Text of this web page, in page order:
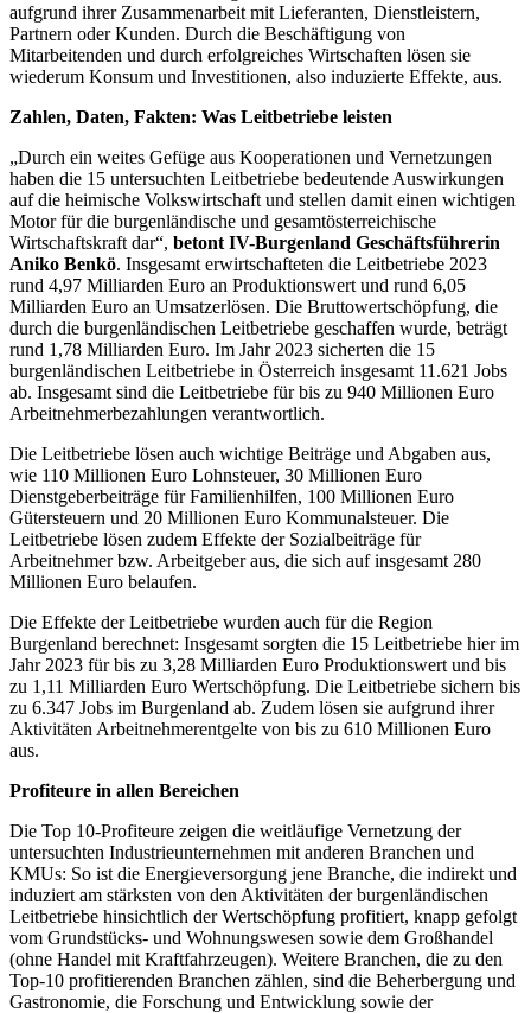
aufgrund ihrer Zusammenarbeit mit Lieferanten, Dienstleistern,
Partnern oder Kunden. Durch die Beschäftigung von
Mitarbeitenden und durch erfolgreiches Wirtschaften lösen sie
wiederum Konsum und Investitionen, also induzierte Effekte, aus.
Zahlen, Daten, Fakten: Was Leitbetriebe leisten
„Durch ein weites Gefüge aus Kooperationen und Vernetzungen
haben die 15 untersuchten Leitbetriebe bedeutende Auswirkungen
auf die heimische Volkswirtschaft und stellen damit einen wichtigen
Motor für die burgenländische und gesamtösterreichische
Wirtschaftskraft dar“, betont IV-Burgenland Geschäftsführerin
Aniko Benkö. Insgesamt erwirtschafteten die Leitbetriebe 2023
rund 4,97 Milliarden Euro an Produktionswert und rund 6,05
Milliarden Euro an Umsatzerlösen. Die Bruttowertschöpfung, die
durch die burgenländischen Leitbetriebe geschaffen wurde, beträgt
rund 1,78 Milliarden Euro. Im Jahr 2023 sicherten die 15
burgenländischen Leitbetriebe in Österreich insgesamt 11.621 Jobs
ab. Insgesamt sind die Leitbetriebe für bis zu 940 Millionen Euro
Arbeitnehmerbezahlungen verantwortlich.
Die Leitbetriebe lösen auch wichtige Beiträge und Abgaben aus,
wie 110 Millionen Euro Lohnsteuer, 30 Millionen Euro
Dienstgeberbeiträge für Familienhilfen, 100 Millionen Euro
Gütersteuern und 20 Millionen Euro Kommunalsteuer. Die
Leitbetriebe lösen zudem Effekte der Sozialbeiträge für
Arbeitnehmer bzw. Arbeitgeber aus, die sich auf insgesamt 280
Millionen Euro belaufen.
Die Effekte der Leitbetriebe wurden auch für die Region
Burgenland berechnet: Insgesamt sorgten die 15 Leitbetriebe hier im
Jahr 2023 für bis zu 3,28 Milliarden Euro Produktionswert und bis
zu 1,11 Milliarden Euro Wertschöpfung. Die Leitbetriebe sichern bis
zu 6.347 Jobs im Burgenland ab. Zudem lösen sie aufgrund ihrer
Aktivitäten Arbeitnehmerentgelte von bis zu 610 Millionen Euro
aus.
Profiteure in allen Bereichen
Die Top 10-Profiteure zeigen die weitläufige Vernetzung der
untersuchten Industrieunternehmen mit anderen Branchen und
KMUs: So ist die Energieversorgung jene Branche, die indirekt und
induziert am stärksten von den Aktivitäten der burgenländischen
Leitbetriebe hinsichtlich der Wertschöpfung profitiert, knapp gefolgt
vom Grundstücks- und Wohnungswesen sowie dem Großhandel
(ohne Handel mit Kraftfahrzeugen). Weitere Branchen, die zu den
Top-10 profitierenden Branchen zählen, sind die Beherbergung und
Gastronomie, die Forschung und Entwicklung sowie der